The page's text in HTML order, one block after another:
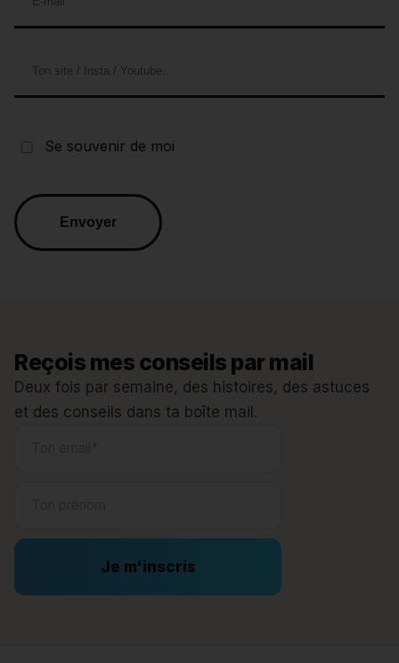
Se souvenir de moi
Reçois mes conseils par mail
Deux fois par semaine, des histoires, des astuces
et des conseils dans ta boîte mail.
Je m'inscris